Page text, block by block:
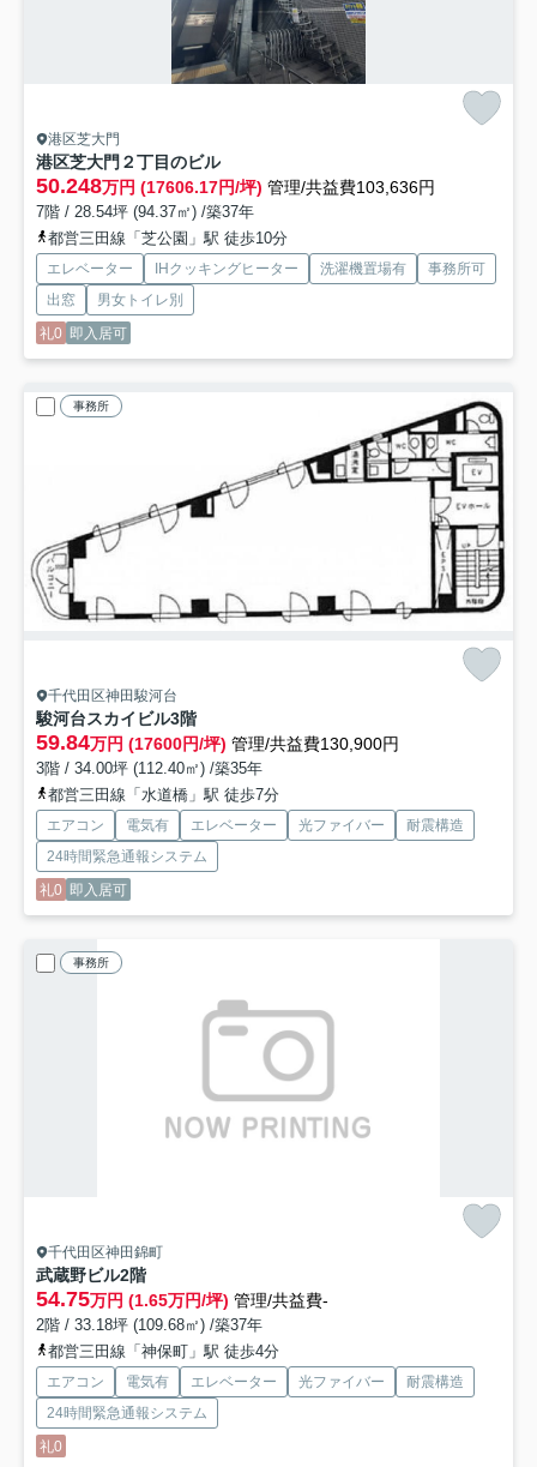
港区芝大門
港区芝大門２丁目のビル
50.248万円 (17606.17円/坪) 管理/共益費103,636円
7階 / 28.54坪 (94.37㎡) /築37年
都営三田線「芝公園」駅 徒歩10分
エレベーター IHクッキングヒーター 洗濯機置場有
事務所可
出窓
男女トイレ別
礼0 即入居可
事務所
千代田区神田駿河台
駿河台スカイビル3階
59.84万円 (17600円/坪) 管理/共益費130,900円
3階 / 34.00坪 (112.40㎡) /築35年
都営三田線「水道橋」駅 徒歩7分
エアコン 電気有 エレベーター 光ファイバー
耐震構造
24時間緊急通報システム
礼0 即入居可
事務所
千代田区神田錦町
武蔵野ビル2階
54.75万円 (1.65万円/坪) 管理/共益費-
2階 / 33.18坪 (109.68㎡) /築37年
都営三田線「神保町」駅 徒歩4分
エアコン 電気有 エレベーター 光ファイバー
耐震構造
24時間緊急通報システム
礼0